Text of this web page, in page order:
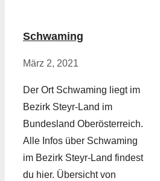
Schwaming
März 2, 2021
Der Ort Schwaming liegt im
Bezirk Steyr-Land im
Bundesland Oberösterreich.
Alle Infos über Schwaming
im Bezirk Steyr-Land findest
du hier. Übersicht von